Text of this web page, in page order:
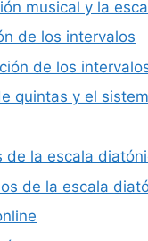
musical y la
de los intervalos
de los
quintas y el
de la escala
de la escala